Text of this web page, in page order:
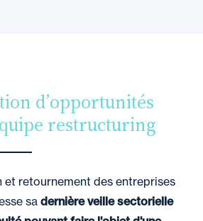
d’opportunités
restructuring
et retournement des entreprises
sa dernière veille sectorielle